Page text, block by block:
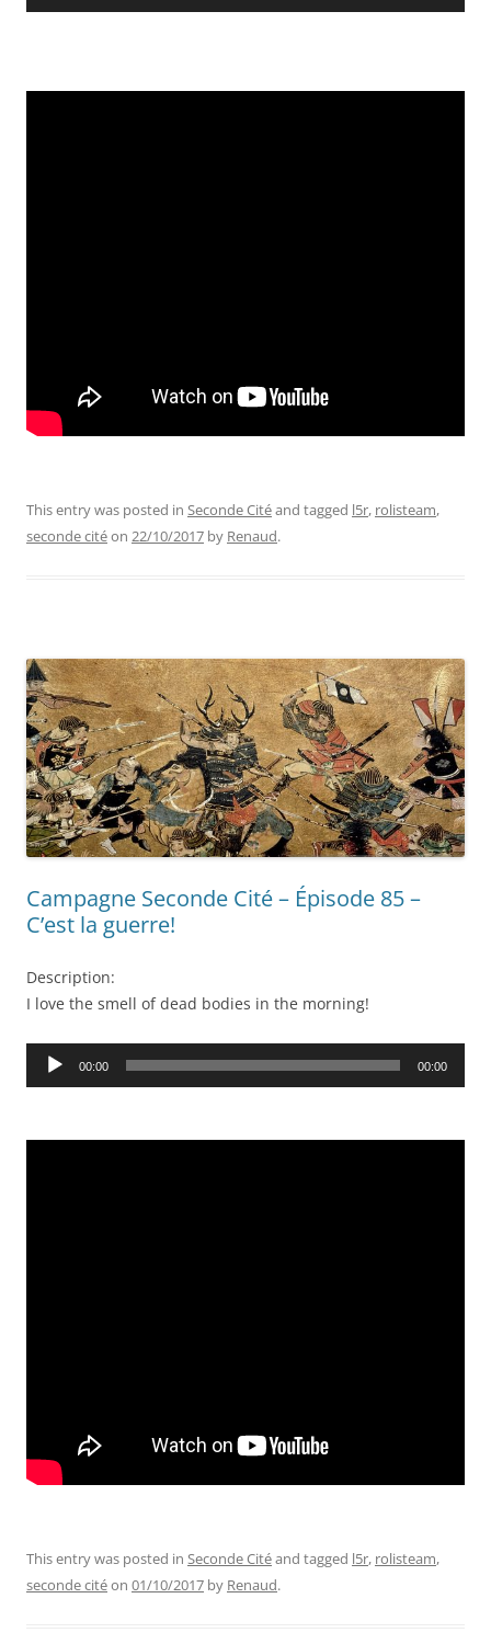
This entry was posted in Seconde Citéand tagged l5r, rolisteam,
seconde citéon 22/10/2017 by Renaud.
Campagne Seconde Cité – Épisode 85 –
C’est la guerre!
Description:
I love the smell of dead bodies in the morning!
Audio
00:00 00:00
This entry was posted in Seconde Citéand tagged l5r, rolisteam,
seconde citéon 01/10/2017 by Renaud.